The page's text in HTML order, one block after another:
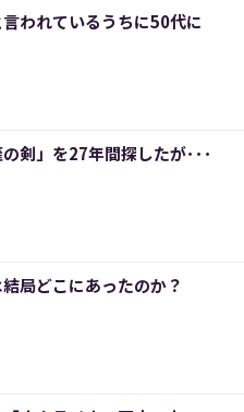
言われているうちに50代に
剣」を27年間探したが･･･
結局どこにあったのか？